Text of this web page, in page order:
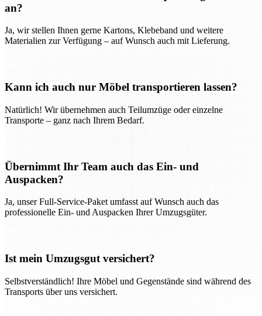
an?
Ja, wir stellen Ihnen gerne Kartons, Klebeband und weitere
Materialien zur Verfügung – auf Wunsch auch mit Lieferung.
Kann ich auch nur Möbel transportieren lassen?
Natürlich! Wir übernehmen auch Teilumzüge oder einzelne
Transporte – ganz nach Ihrem Bedarf.
Übernimmt Ihr Team auch das Ein- und
Auspacken?
Ja, unser Full-Service-Paket umfasst auf Wunsch auch das
professionelle Ein- und Auspacken Ihrer Umzugsgüter.
Ist mein Umzugsgut versichert?
Selbstverständlich! Ihre Möbel und Gegenstände sind während des
Transports über uns versichert.